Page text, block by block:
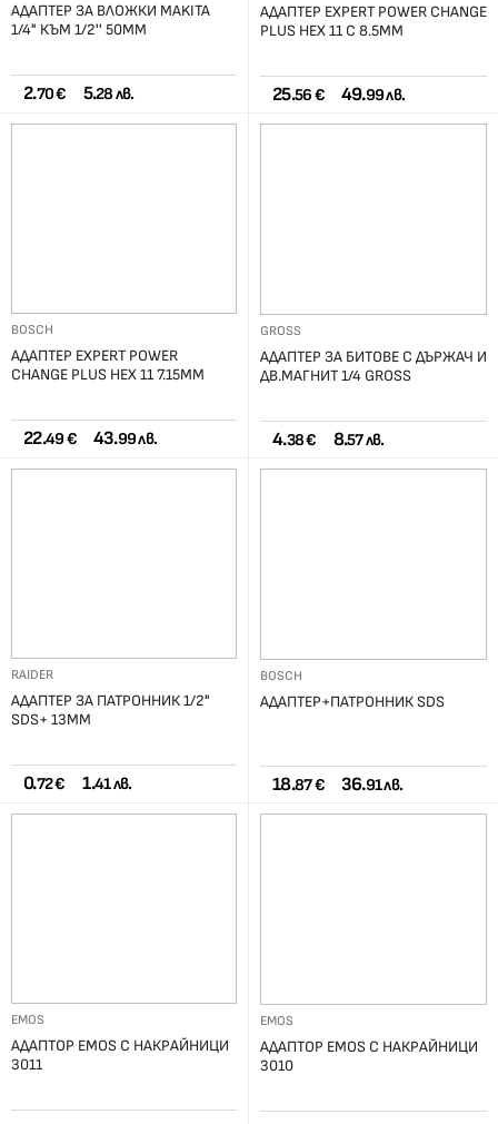
АДАПТЕР ЗА ВЛОЖКИ MAKITA
1/4" КЪМ 1/2'' 50ММ
2.70 € 5.28 лв.
АДАПТЕР EXPERT POWER CHANGE
PLUS HEX 11 C 8.5ММ
25.56 € 49.99 лв.
BOSCH
АДАПТЕР EXPERT POWER
CHANGE PLUS HEX 11 7.15ММ
22.49 € 43.99 лв.
GROSS
АДАПТЕР ЗА БИТОВЕ С ДЪРЖАЧ И
ДВ.МАГНИТ 1/4 GROSS
4.38 € 8.57 лв.
RAIDER
АДАПТЕР ЗА ПАТРОННИК 1/2"
SDS+ 13ММ
0.72 € 1.41 лв.
BOSCH
АДАПТЕР+ПАТРОННИК SDS
18.87 € 36.91 лв.
EMOS
АДАПТОР EMOS С НАКРАЙНИЦИ
3011
EMOS
АДАПТОР EMOS С НАКРАЙНИЦИ
3010